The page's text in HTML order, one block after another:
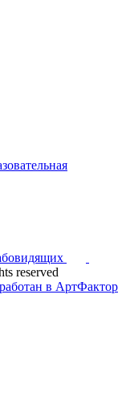
reserved
в АртФактор